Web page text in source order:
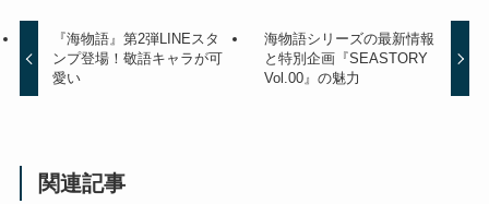
『海物語』第2弾LINEスタ
ンプ登場！敬語キャラが可
愛い
海物語シリーズの最新情報
と特別企画『SEASTORY
Vol.00』の魅力
関連記事